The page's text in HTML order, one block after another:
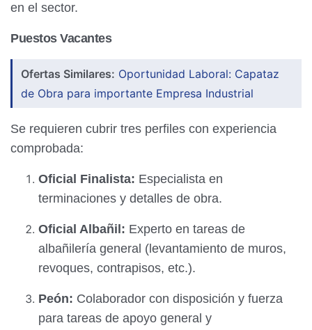
en el sector.
Puestos Vacantes
Ofertas Similares: Oportunidad Laboral: Capataz
de Obra para importante Empresa Industrial
Se requieren cubrir tres perfiles con experiencia
comprobada:
Oficial Finalista: Especialista en
terminaciones y detalles de obra.
Oficial Albañil: Experto en tareas de
albañilería general (levantamiento de muros,
revoques, contrapisos, etc.).
Peón: Colaborador con disposición y fuerza
para tareas de apoyo general y